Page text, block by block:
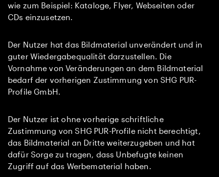
wie zum Beispiel: Kataloge, Flyer, Webseiten oder
CDs einzusetzen.
Der Nutzer hat das Bildmaterial unverändert und in
guter Wiedergabequalität darzustellen. Die
Vornahme von Veränderungen an dem Bildmaterial
bedarf der vorherigen Zustimmung von SHG PUR-
Profile GmbH.
Der Nutzer ist ohne vorherige schriftliche
Zustimmung von SHG PUR-Profile nicht berechtigt,
das Bildmaterial an Dritte weiterzugeben und hat
dafür Sorge zu tragen, dass Unbefugte keinen
Zugriff auf das Werbematerial haben.